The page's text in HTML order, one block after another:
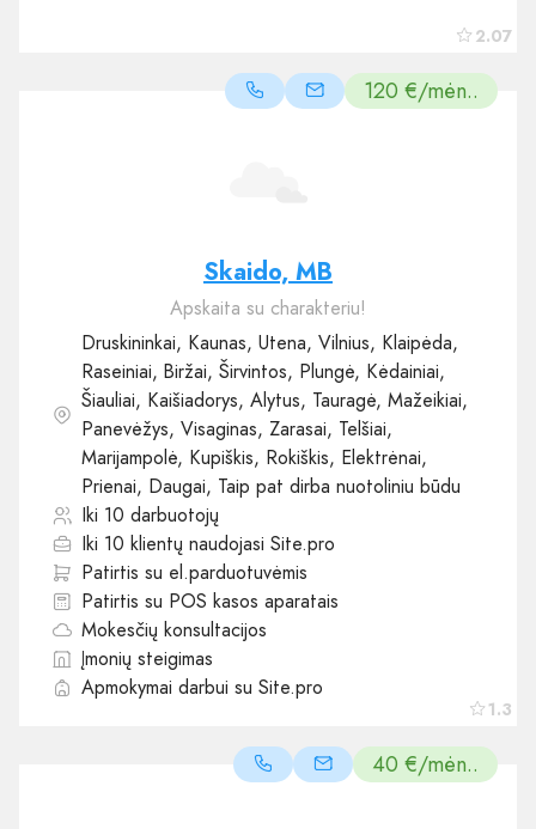
2.07
120 €/mėn..
1.3
Skaido, MB
Apskaita su charakteriu!
Druskininkai, Kaunas, Utena, Vilnius, Klaipėda,
Raseiniai, Biržai, Širvintos, Plungė, Kėdainiai,
Šiauliai, Kaišiadorys, Alytus, Tauragė, Mažeikiai,
Panevėžys, Visaginas, Zarasai, Telšiai,
Marijampolė, Kupiškis, Rokiškis, Elektrėnai,
Prienai, Daugai, Taip pat dirba nuotoliniu būdu
Iki 10 darbuotojų
Iki 10 klientų naudojasi Site.pro
Patirtis su el.parduotuvėmis
Patirtis su POS kasos aparatais
Mokesčių konsultacijos
Įmonių steigimas
Apmokymai darbui su Site.pro
40 €/mėn..